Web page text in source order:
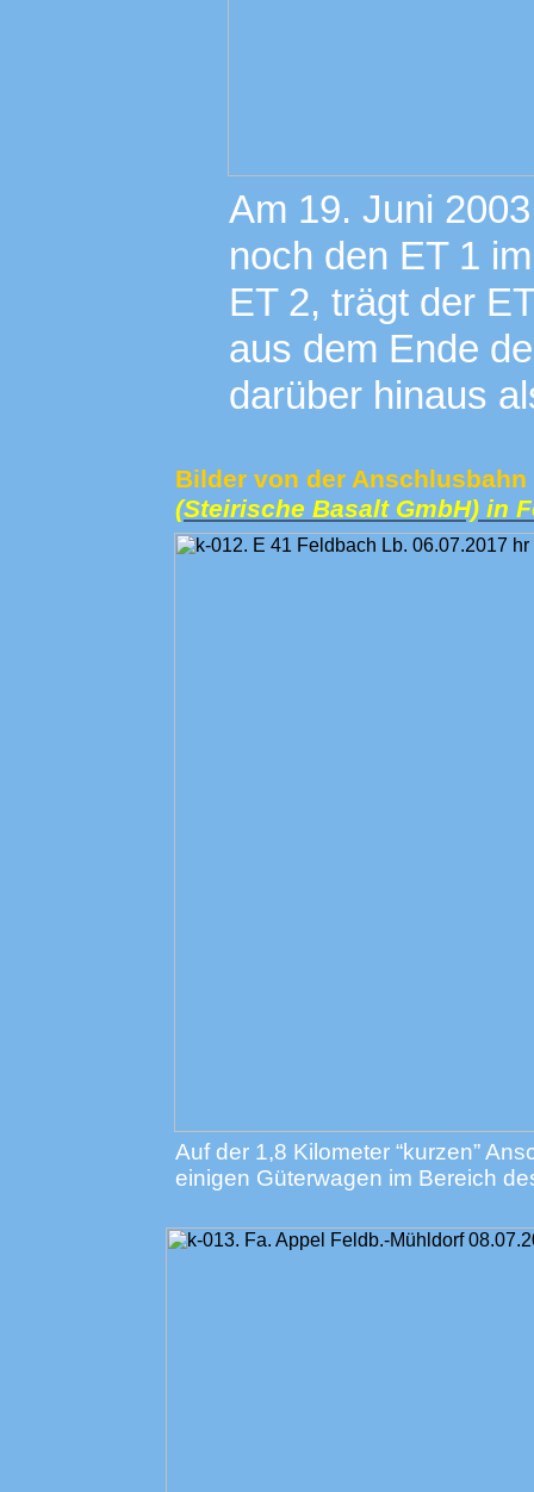
Am 19. Juni
noch den ET 1
ET 2, trägt der
aus dem Ende
darüber hinaus
Bilder von der
(Steirische Basalt GmbH) in
Auf der 1,8 Kilometer “kurzen”
einigen Güterwagen im Bereich